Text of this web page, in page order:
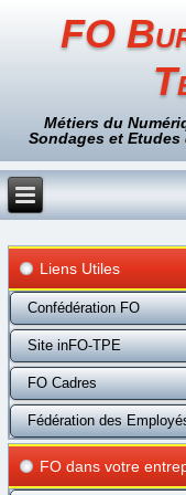
FO
Métiers du
Sondages et
Liens Utiles
Confédération FO
Site inFO-TPE
FO Cadres
Fédération des
FO dans votre